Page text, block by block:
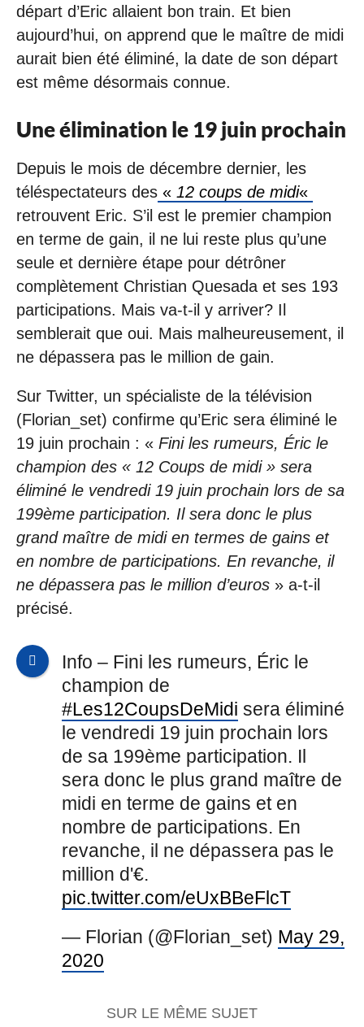
:
4
départ d’Eric allaient bon train. Et bien
aujourd’hui, on apprend que le maître de midi
aurait bien été éliminé, la date de son départ
est même désormais connue.
Une élimination le 19 juin prochain
Depuis le mois de décembre dernier, les
téléspectateurs des « 12 coups de midi«
retrouvent Eric. S’il est le premier champion
en terme de gain, il ne lui reste plus qu’une
seule et dernière étape pour détrôner
complètement Christian Quesada et ses 193
participations. Mais va-t-il y arriver? Il
semblerait que oui. Mais malheureusement, il
ne dépassera pas le million de gain.
Sur Twitter, un spécialiste de la télévision
(Florian_set) confirme qu’Eric sera éliminé le
19 juin prochain : « Fini les rumeurs, Éric le
champion des « 12 Coups de midi » sera
éliminé le vendredi 19 juin prochain lors de sa
199ème participation. Il sera donc le plus
grand maître de midi en termes de gains et
en nombre de participations. En revanche, il
ne dépassera pas le million d’euros » a-t-il
précisé.
Info – Fini les rumeurs, Éric le
champion de
#Les12CoupsDeMidi sera éliminé
le vendredi 19 juin prochain lors
de sa 199ème participation. Il
sera donc le plus grand maître de
midi en terme de gains et en
nombre de participations. En
revanche, il ne dépassera pas le
million d'€.
pic.twitter.com/eUxBBeFlcT
— Florian (@Florian_set) May 29,
2020
SUR LE MÊME SUJET